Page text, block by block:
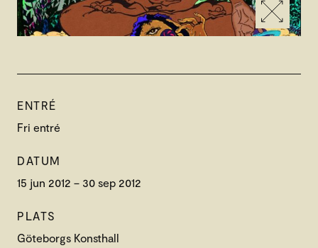
ENTRÉ
Fri entré
DATUM
15 jun 2012 – 30 sep 2012
PLATS
Göteborgs Konsthall